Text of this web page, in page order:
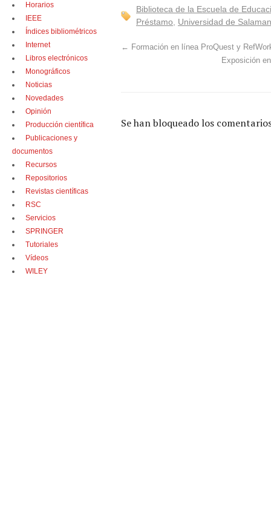
Biblioteca de la Escuela de
Préstamo
Universidad de
← Formación en línea ProQuest y
Exposición
Se han bloqueado los
Horarios
IEEE
Índices bibliométricos
Internet
Libros electrónicos
Monográficos
Noticias
Novedades
Opinión
Producción científica
Publicaciones y
documentos
Recursos
Repositorios
Revistas científicas
RSC
Servicios
SPRINGER
Tutoriales
Vídeos
WILEY